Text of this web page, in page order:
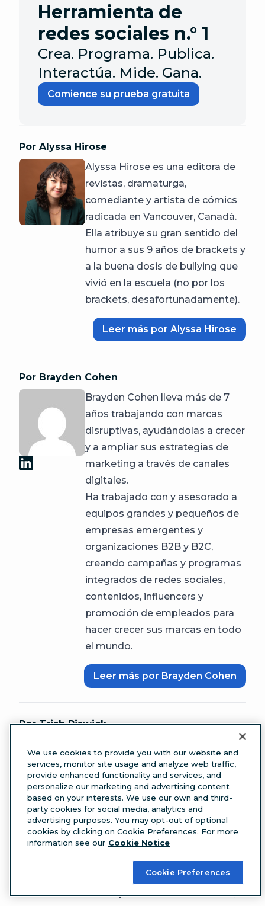
Herramienta de
redes sociales n.° 1
Crea. Programa. Publica.
Interactúa. Mide. Gana.
Comience su prueba gratuita
Por Alyssa Hirose
Alyssa Hirose es una editora de
revistas, dramaturga,
comediante y artista de cómics
radicada en Vancouver, Canadá.
Ella atribuye su gran sentido del
humor a sus 9 años de brackets y
a la buena dosis de bullying que
vivió en la escuela (no por los
brackets, desafortunadamente).
Leer más por Alyssa Hirose
Por Brayden Cohen
Brayden Cohen lleva más de 7
años trabajando con marcas
disruptivas, ayudándolas a crecer
y a ampliar sus estrategias de
marketing a través de canales
digitales.
Ha trabajado con y asesorado a
equipos grandes y pequeños de
empresas emergentes y
organizaciones B2B y B2C,
creando campañas y programas
integrados de redes sociales,
contenidos, influencers y
promoción de empleados para
hacer crecer sus marcas en todo
el mundo.
Leer más por Brayden Cohen
Por Trish Riswick
en Interacción Social de
Hootsuite. Durante los últimos 6
años, Trish se ha abierto camino
desde coordinadora de redes
sociales independiente hasta un
pequeño equipo de marketing y
una empresa de nivel
empresarial. En Hootsuite, Trish
desempeña muchas funciones,
We use cookies to provide you with our website and
services, monitor site usage and analyze web traffic,
provide enhanced functionality and services, and
personalize our marketing and advertising content
based on your interests. We use our own and third-
party cookies for social media, analytics and
advertising purposes. You may opt-out of optional
cookies by clicking on Cookie Preferences. For more
information see our Cookie Notice
Cookie Preferences